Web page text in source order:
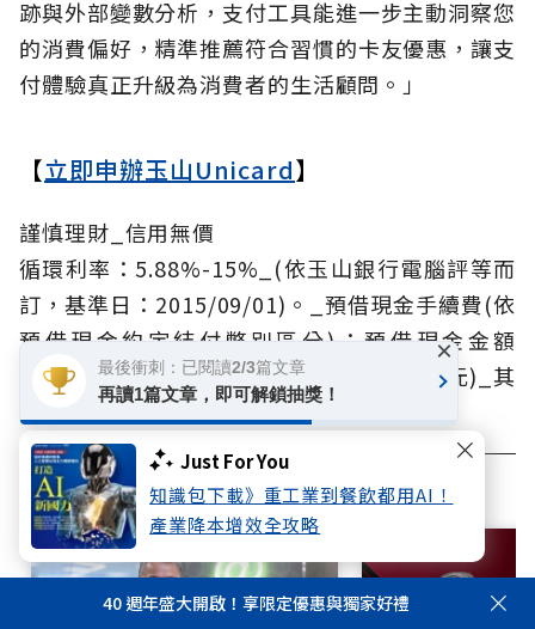
Just For You
知識包下載》重工業到餐飲都用AI！
產業降本增效全攻略
跡與外部變數分析，支付工具能進一步主動洞察您
的消費偏好，精準推薦符合習慣的卡友優惠，讓支
付體驗真正升級為消費者的生活顧問。」
【立即申辦玉山Unicard】
謹慎理財_信用無價
循環利率：5.88%-15%_(依玉山銀行電腦評等而
訂，基準日：2015/09/01)。_預借現金手續費(依
預借現金約定結付幣別區分)：預借現金金額
x3.5%+(新臺幣150元/5美元/550日圓/4歐元)_其
他相關費率依玉山銀行網站及申請書公告。
相關文章
40 週年盛大開啟！享限定優惠與獨家好禮
最後衝刺：已閱讀2/3篇文章
再讀1篇文章，即可解鎖抽獎！
×